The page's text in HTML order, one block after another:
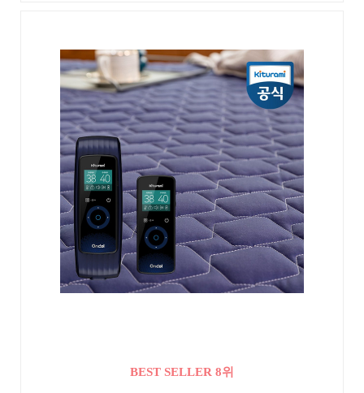
BEST SELLER 8위